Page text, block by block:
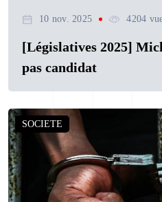
10 nov. 2025 4204
[Législatives 2025]
pas candidat
SOCIETE